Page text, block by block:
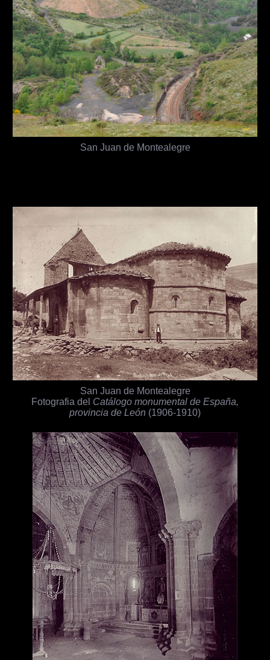
San Juan de Montealegre
San Juan de Montealegre
Fotografia del Catálogo monumental de España,
provincia de León (1906-1910)